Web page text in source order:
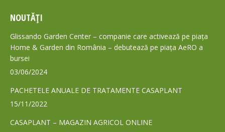
opens
in
new
window
opens
in
new
NOUTĂȚI
Glissando Garden Center – companie care activează pe piața
Home & Garden din România – debutează pe piața AeRO a
bursei
03/06/2024
PACHETELE ANUALE DE TRATAMENTE CASAPLANT
15/11/2022
CASAPLANT – MAGAZIN AGRICOL ONLINE